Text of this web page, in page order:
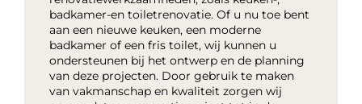
badkamer-en toiletrenovatie. Of u nu toe bent
aan een nieuwe keuken, een moderne
badkamer of een fris toilet, wij kunnen u
ondersteunen bij het ontwerp en de planning
van deze projecten. Door gebruik te maken
van vakmanschap en kwaliteit zorgen wij